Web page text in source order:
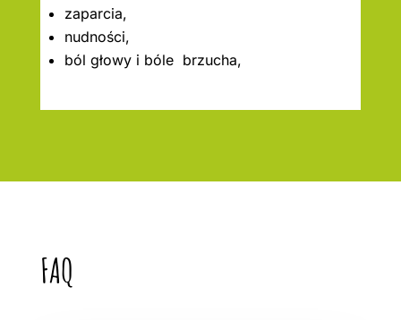
zaparcia,
nudności,
ból głowy i bóle brzucha,
FAQ